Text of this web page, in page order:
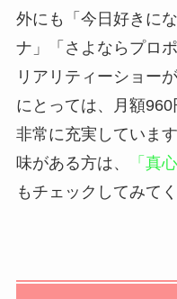
外にも「今日好きに
ナ」「さよならプロ
リアリティーショー
にとっては、月額
非常に充実していま
味がある方は、
「真
もチェックしてみてく